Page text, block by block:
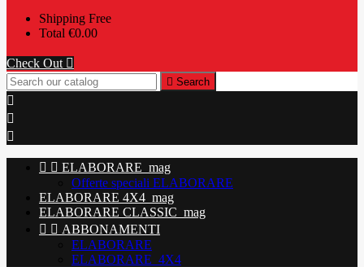
Shipping Free
Total €0.00
Check Out 
 Search



  ELABORARE_mag
Offerte speciali ELABORARE
ELABORARE 4X4_mag
ELABORARE CLASSIC_mag
  ABBONAMENTI
ELABORARE
ELABORARE_4X4